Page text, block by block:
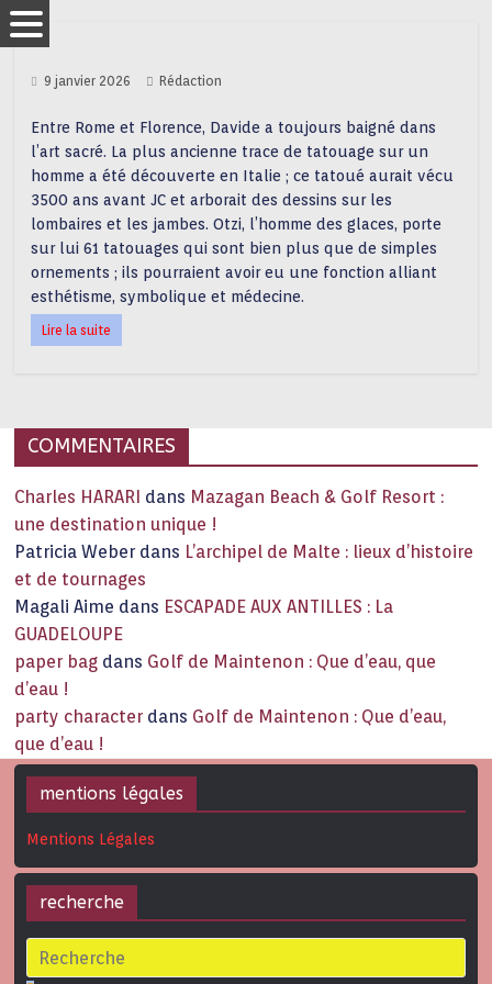
9 janvier 2026 Rédaction
Entre Rome et Florence, Davide a toujours baigné dans
l’art sacré. La plus ancienne trace de tatouage sur un
homme a été découverte en Italie ; ce tatoué aurait vécu
3500 ans avant JC et arborait des dessins sur les
lombaires et les jambes. Otzi, l’homme des glaces, porte
sur lui 61 tatouages qui sont bien plus que de simples
ornements ; ils pourraient avoir eu une fonction alliant
esthétisme, symbolique et médecine.
Lire la suite
COMMENTAIRES
Charles HARARI dans Mazagan Beach & Golf Resort :
une destination unique !
Patricia Weber dans L’archipel de Malte : lieux d’histoire
et de tournages
Magali Aime dans ESCAPADE AUX ANTILLES : La
GUADELOUPE
paper bag dans Golf de Maintenon : Que d’eau, que
d’eau !
party character dans Golf de Maintenon : Que d’eau,
que d’eau !
mentions légales
Mentions Légales
recherche